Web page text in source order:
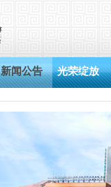
新闻公告 光荣绽放